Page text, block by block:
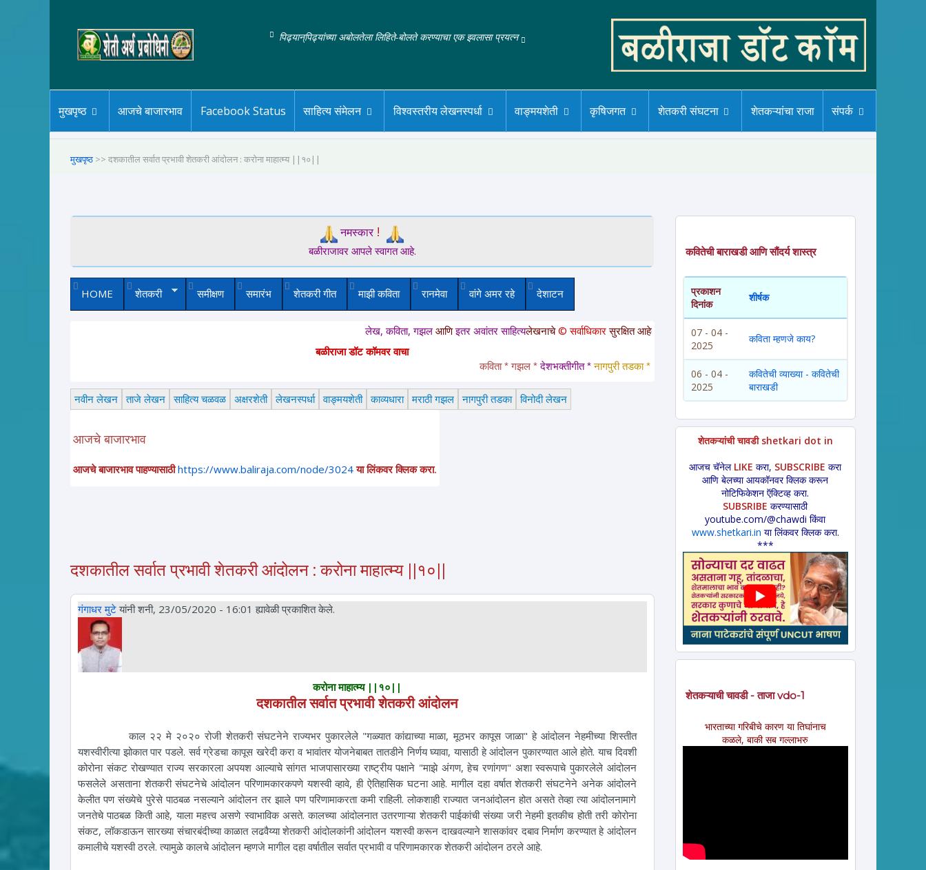
पिढ्यान्‌पिढ्यांच्या अबोलतेला लिहिते-बोलते करण्याचा एक इवलासा प्रयत्न
मुखपृष्ठ आजचे बाजारभाव Facebook Status साहित्य संमेलन विश्वस्तरीय लेखनस्पर्धा वाङ्मयशेती कृषिजगत शेतकरी संघटना शेतकऱ्यांचा राजा संपर्क
मुखपृष्ठ >> दशकातील सर्वात प्रभावी शेतकरी आंदोलन : करोना माहात्म्य ||१०||
नमस्कार!
बळीराजावर आपले स्वागत आहे.
HOME शेतकरी समीक्षण समारंभ शेतकरी गीत माझी कविता रानमेवा वांगे अमर रहे देशाटन
लेख, कविता, गझल आणिइतर अवांतर साहित्य लेखनाचे© सर्वाधिकारसुरक्षित आहेत. या साईटवरचे साहित्य इतरांना पाठवायचे असल्यास कृपया साईटचा पत्ता इतरांना कळवावा ही
बळीराजा डॉट कॉमवर वाचा
कविता * गझल * देशभक्तीगीत * नागपुरी तडका * लावणी * अंगाईगीत * शेतकरीगीत * ललीत लेख * कथा * विडंबन *
नवीन लेखन ताजे लेखन साहित्य चळवळ अक्षरशेती लेखनस्पर्धा वाङ्मयशेती काव्यधारा मराठी गझल नागपुरी तडका विनोदी लेखन
आजचे बाजारभाव
आजचे बाजारभाव पाहण्यासाठी https://www.baliraja.com/node/3024 या लिंकवर क्लिक करा.
दशकातील सर्वात प्रभावी शेतकरी आंदोलन : करोना माहात्म्य ||१०||
गंगाधर मुटेयांनी शनी, 23/05/2020 - 16:01 ह्यावेळी प्रकाशित केले.
करोना माहात्म्य ||१०||
दशकातील सर्वात प्रभावी शेतकरी आंदोलन
काल २२ मे २०२० रोजी शेतकरी संघटनेने राज्यभर पुकारलेले "गळ्यात कांद्याच्या माळा, मूठभर कापूस जाळा" हे आंदोलन नेहमीच्या शिस्तीत
यशस्वीरीत्या झोकात पार पडले. सर्व ग्रेडचा कापूस खरेदी करा व भावांतर योजनेबाबत तातडीने निर्णय घ्यावा, यासाठी हे आंदोलन पुकारण्यात आले होते. याच दिवशी
कोरोना संकट रोखण्यात राज्य सरकारला अपयश आल्याचे सांगत भाजपासारख्या राष्ट्रीय पक्षाने "माझे अंगण, हेच रणांगण" अशा स्वरूपाचे पुकारलेले आंदोलन
फसलेले असताना शेतकरी संघटनेचे आंदोलन परिणामकारकपणे यशस्वी व्हावे, ही ऐतिहासिक घटना आहे. मागील दहा वर्षात शेतकरी संघटनेने अनेक आंदोलने
केलीत पण संख्येचे पुरेसे पाठबळ नसल्याने आंदोलन तर झाले पण परिणामाकरता कमी राहिली. लोकशाही राज्यात जनआंदोलन होत असते तेव्हा त्या आंदोलनामागे
जनतेचे पाठबळ किती आहे, याला महत्त्व असणे स्वाभाविक असते. कालच्या आंदोलनात उतरणाऱ्या शेतकरी पाईकांची संख्या जरी नेहमी इतकीच होती तरी कोरोना
संकट, लॉकडाऊन सारख्या संचारबंदीच्या काळात लढवैय्या शेतकरी आंदोलकांनी आंदोलन यशस्वी करून दाखवल्याने शासकांवर दबाव निर्माण करण्यात हे आंदोलन
कमालीचे यशस्वी ठरले. त्यामुळे कालचे आंदोलन म्हणजे मागील दहा वर्षातील सर्वात प्रभावी व परिणामकारक शेतकरी आंदोलन ठरले आहे.
कवितेची बाराखडी आणि सौंदर्य शास्त्र
प्रकाशन
दिनांक
शीर्षक
07 - 04 -
2025
कविता म्हणजे काय?
06 - 04 -
2025
कवितेची व्याख्या - कवितेची
बाराखडी
शेतकऱ्यांची चावडी shetkari dot in
आजच चॅनेल LIKE करा, SUBSCRIBE करा
आणि बेलच्या आयकॉनवर क्लिक करून
नोटिफिकेशन ऍक्टिव्ह करा.
SUBSRIBE करण्यासाठी
youtube.com/@chawdi किंवा
www.shetkari.in या लिंकवर क्लिक करा.
***
शेतकऱ्याची चावडी - ताजा vdo-1
भारताच्या गरिबीचे कारण या तिघांनाच
कळले, बाकी सब गल्लाभरु